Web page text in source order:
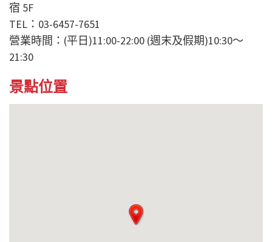
宿 5F
TEL：03-6457-7651
營業時間：(平日)11:00-22:00 (週末及假期)10:30～
21:30
景點位置